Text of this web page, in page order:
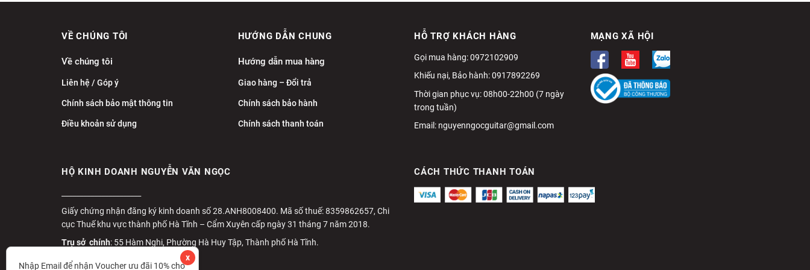
VỀ CHÚNG TÔI
Về chúng tôi
Liên hệ / Góp ý
Chính sách bảo mật thông tin
Điều khoản sử dụng
HƯỚNG DẪN CHUNG
Hướng dẫn mua hàng
Giao hàng – Đổi trả
Chính sách bảo hành
Chính sách thanh toán
HỖ TRỢ KHÁCH HÀNG
Gọi mua hàng: 0972102909
Khiếu nại, Bảo hành: 0917892269
Thời gian phục vụ: 08h00-22h00 (7 ngày
trong tuần)
Email: nguyenngocguitar@gmail.com
MẠNG XÃ HỘI
HỘ KINH DOANH NGUYỄN VĂN NGỌC
Giấy chứng nhận đăng ký kinh doanh số 28.ANH8008400. Mã số thuế: 8359862657, Chi
cục Thuế khu vực thành phố Hà Tĩnh – Cẩm Xuyên cấp ngày 31 tháng 7 năm 2018.
Trụ sở chính: 55 Hàm Nghi, Phường Hà Huy Tập, Thành phố Hà Tĩnh.
Hotline:
0972 102 909
CÁCH THỨC THANH TOÁN
x
Nhập Email để nhận Voucher ưu đãi 10% cho